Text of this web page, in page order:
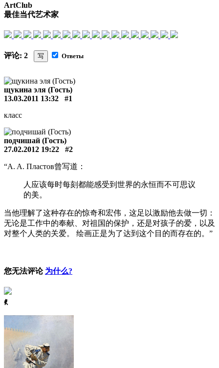
ArtClub
最佳当代艺术家
评论: 2 写 Ответы
щукина эля (Гость)
13.03.2011 13:32
#1
класс
подчишай (Гость)
27.02.2012 19:22
#2
“A. A. Пластов曾写道：
人应该每时每刻都能感受到世界的永恒而不可思议
的美。
当他理解了这种存在的惊奇和宏伟，这足以激励他去做一切：
无论是工作中的奉献、对祖国的保护，还是对孩子的爱，以及
对整个人类的关爱。 绘画正是为了达到这个目的而存在的。”
您无法评论 为什么?
ꈅ